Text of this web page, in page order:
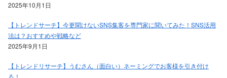
2025年10月1日
【トレンドサーチ】今更聞けないSNS集客を専門家に聞いてみた！SNS活用
法は？おすすめや戦略など
2025年9月1日
【トレンドリサーチ】うむさん（面白い）ネーミングでお客様を引き付け
る！